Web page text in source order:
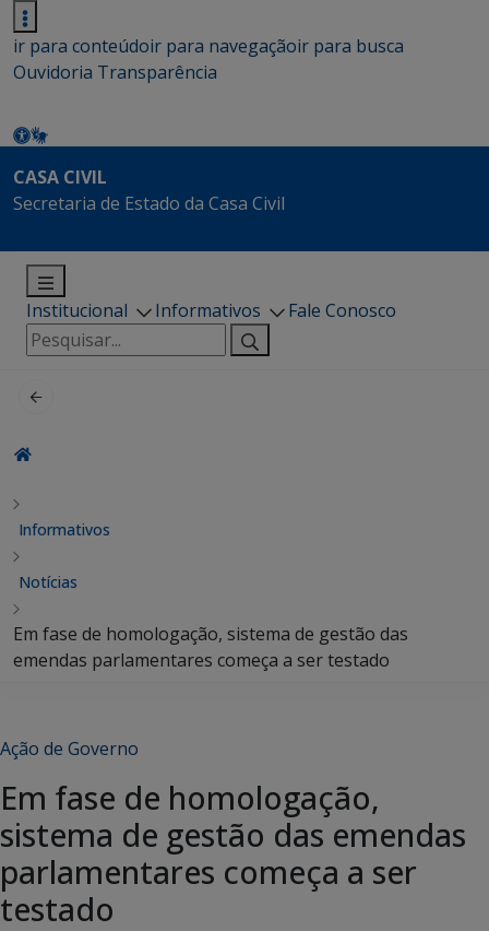
ir para conteúdoir para navegaçãoir para busca
Ouvidoria Transparência
CASA CIVIL
Secretaria de Estado da Casa Civil
Institucional Informativos
Fale Conosco
Pesquisar
por:
Informativos
Notícias
Em fase de homologação, sistema de gestão das
emendas parlamentares começa a ser testado
Ação de Governo
Em fase de homologação,
sistema de gestão das emendas
parlamentares começa a ser
testado